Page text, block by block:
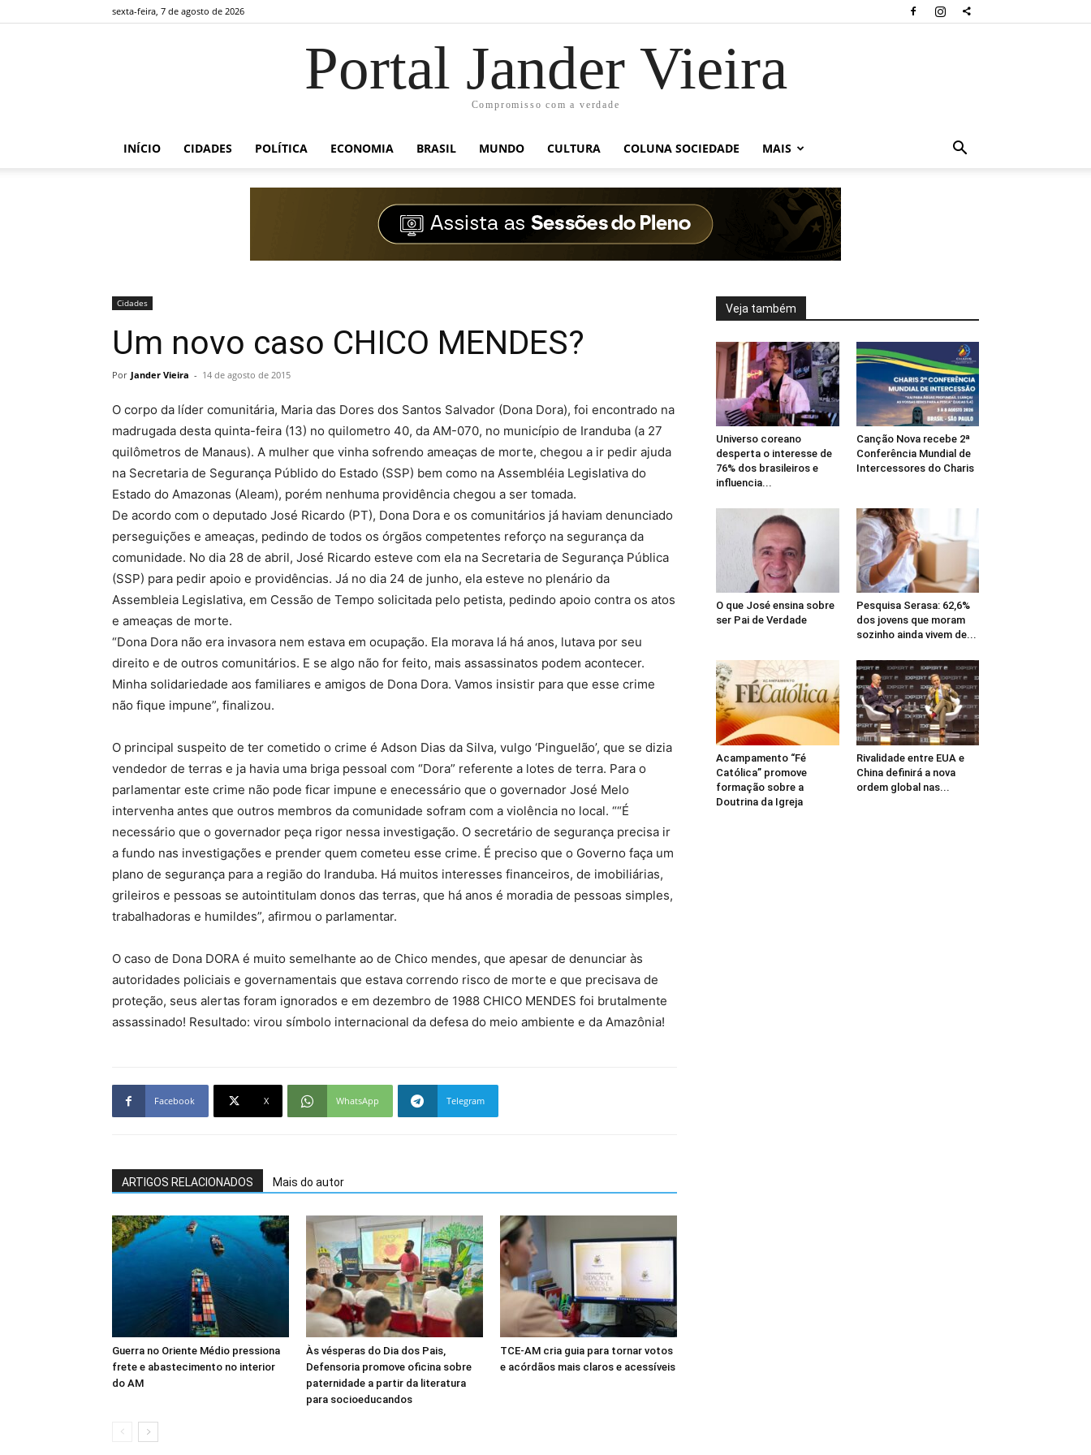
sexta-feira, 7 de agosto de 2026
Portal Jander Vieira
Compromisso com a verdade
INÍCIO CIDADES POLÍTICA ECONOMIA BRASIL MUNDO CULTURA COLUNA SOCIEDADE MAIS
Cidades
Um novo caso CHICO MENDES?
Por Jander Vieira - 14 de agosto de 2015
O corpo da líder comunitária, Maria das Dores dos Santos Salvador (Dona Dora), foi encontrado na
madrugada desta quinta-feira (13) no quilometro 40, da AM-070, no município de Iranduba (a 27
quilômetros de Manaus). A mulher que vinha sofrendo ameaças de morte, chegou a ir pedir ajuda
na Secretaria de Segurança Públido do Estado (SSP) bem como na Assembléia Legislativa do
Estado do Amazonas (Aleam), porém nenhuma providência chegou a ser tomada.
De acordo com o deputado José Ricardo (PT), Dona Dora e os comunitários já haviam denunciado
perseguições e ameaças, pedindo de todos os órgãos competentes reforço na segurança da
comunidade. No dia 28 de abril, José Ricardo esteve com ela na Secretaria de Segurança Pública
(SSP) para pedir apoio e providências. Já no dia 24 de junho, ela esteve no plenário da
Assembleia Legislativa, em Cessão de Tempo solicitada pelo petista, pedindo apoio contra os atos
e ameaças de morte.
“Dona Dora não era invasora nem estava em ocupação. Ela morava lá há anos, lutava por seu
direito e de outros comunitários. E se algo não for feito, mais assassinatos podem acontecer.
Minha solidariedade aos familiares e amigos de Dona Dora. Vamos insistir para que esse crime
não fique impune”, finalizou.
O principal suspeito de ter cometido o crime é Adson Dias da Silva, vulgo ‘Pinguelão’, que se dizia
vendedor de terras e ja havia uma briga pessoal com “Dora” referente a lotes de terra. Para o
parlamentar este crime não pode ficar impune e enecessário que o governador José Melo
intervenha antes que outros membros da comunidade sofram com a violência no local. ““É
necessário que o governador peça rigor nessa investigação. O secretário de segurança precisa ir
a fundo nas investigações e prender quem cometeu esse crime. É preciso que o Governo faça um
plano de segurança para a região do Iranduba. Há muitos interesses financeiros, de imobiliárias,
grileiros e pessoas se autointitulam donos das terras, que há anos é moradia de pessoas simples,
trabalhadoras e humildes”, afirmou o parlamentar.
O caso de Dona DORA é muito semelhante ao de Chico mendes, que apesar de denunciar às
autoridades policiais e governamentais que estava correndo risco de morte e que precisava de
proteção, seus alertas foram ignorados e em dezembro de 1988 CHICO MENDES foi brutalmente
assassinado! Resultado: virou símbolo internacional da defesa do meio ambiente e da Amazônia!
Facebook X WhatsApp Telegram
ARTIGOS RELACIONADOS Mais do autor
Guerra no Oriente Médio pressiona
frete e abastecimento no interior
do AM
Às vésperas do Dia dos Pais,
Defensoria promove oficina sobre
paternidade a partir da literatura
para socioeducandos
TCE-AM cria guia para tornar votos
e acórdãos mais claros e acessíveis
Veja também
Universo coreano
desperta o interesse de
76% dos brasileiros e
influencia...
Canção Nova recebe 2ª
Conferência Mundial de
Intercessores do Charis
O que José ensina sobre
ser Pai de Verdade
Pesquisa Serasa: 62,6%
dos jovens que moram
sozinho ainda vivem de...
Acampamento “Fé
Católica” promove
formação sobre a
Doutrina da Igreja
Rivalidade entre EUA e
China definirá a nova
ordem global nas...